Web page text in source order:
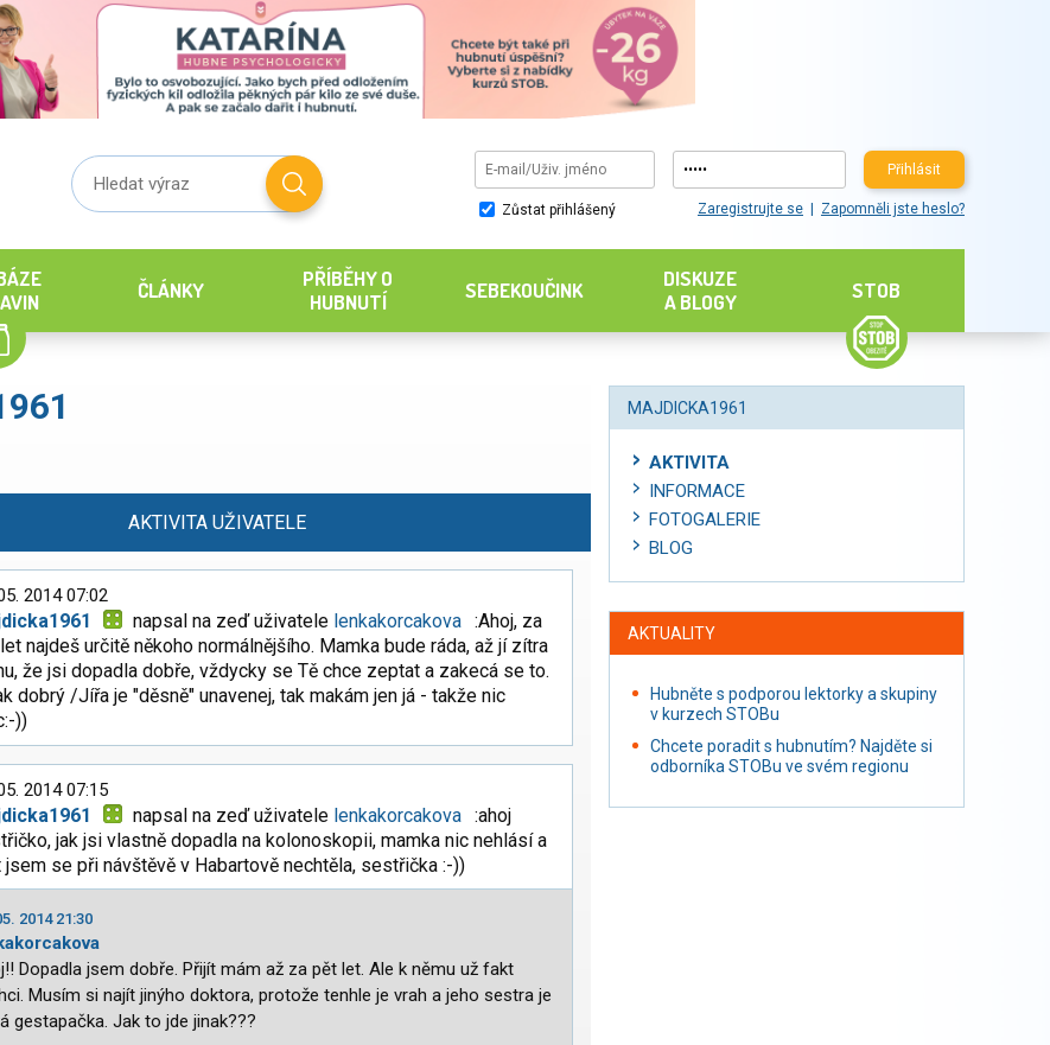
Přihlásit
Zůstat přihlášený Zaregistrujte se Zapomněli jste heslo?
ČLÁNKY
PŘÍBĚHY O
HUBNUTÍ
SEBEKOUČINK
DISKUZE
A BLOGY
STOB
AKTIVITA UŽIVATELE
2014 07:02
napsal na zeď uživatele lenkakorcakova :Ahoj, za
najdeš určitě někoho normálnějšího. Mamka bude ráda, až jí zítra
že jsi dopadla dobře, vždycky se Tě chce zeptat a zakecá se to.
dobrý /Jířa je "děsně" unavenej, tak makám jen já - takže nic
))
2014 07:15
napsal na zeď uživatele lenkakorcakova :ahoj
jak jsi vlastně dopadla na kolonoskopii, mamka nic nehlásí a
jsem se při návštěvě v Habartově nechtěla, sestřička :-))
2014 21:30
Dopadla jsem dobře. Přijít mám až za pět let. Ale k němu už fakt
Musím si najít jinýho doktora, protože tenhle je vrah a jeho sestra je
gestapačka. Jak to jde jinak???
MAJDICKA1961
AKTIVITA
INFORMACE
FOTOGALERIE
BLOG
AKTUALITY
Hubněte s podporou lektorky a skupiny
v kurzech STOBu
Chcete poradit s hubnutím? Najděte si
odborníka STOBu ve svém regionu